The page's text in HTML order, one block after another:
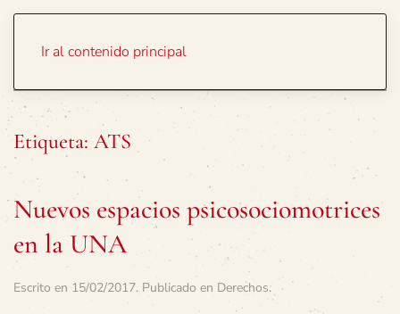
Ir al contenido principal
Etiqueta: ATS
Nuevos espacios psicosociomotrices
en la UNA
Escrito en 15/02/2017. Publicado en Derechos.